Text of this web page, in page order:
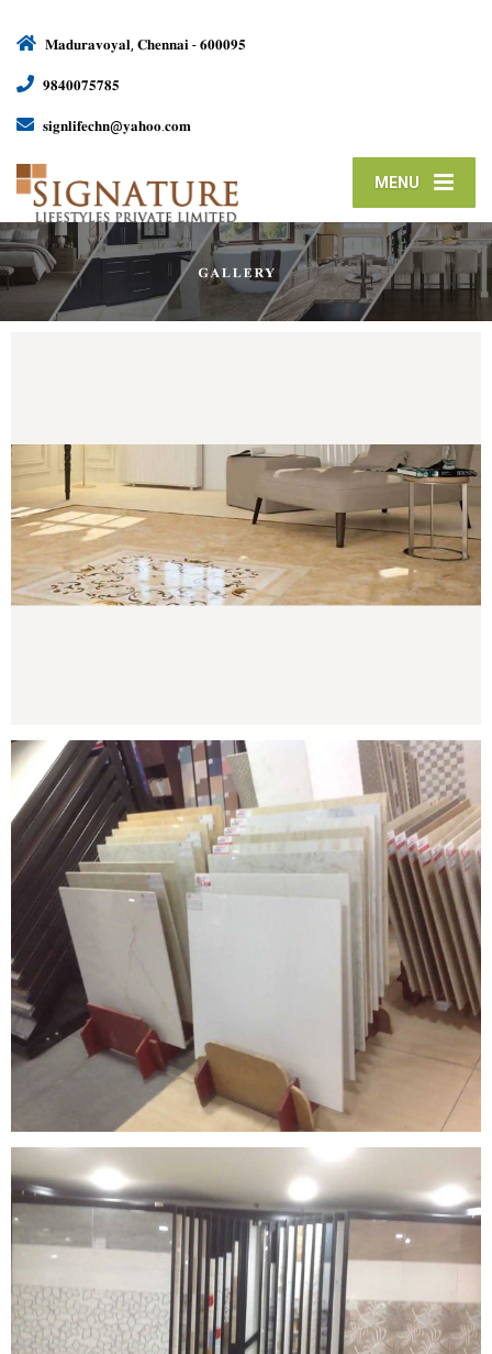
𝐌𝐚𝐝𝐮𝐫𝐚𝐯𝐨𝐲𝐚𝐥, 𝐂𝐡𝐞𝐧𝐧𝐚𝐢 - 𝟔𝟎𝟎𝟎𝟗𝟓
𝟗𝟖𝟒𝟎𝟎𝟕𝟓𝟕𝟖𝟓
𝐬𝐢𝐠𝐧𝐥𝐢𝐟𝐞𝐜𝐡𝐧@𝐲𝐚𝐡𝐨𝐨.𝐜𝐨𝐦
MENU